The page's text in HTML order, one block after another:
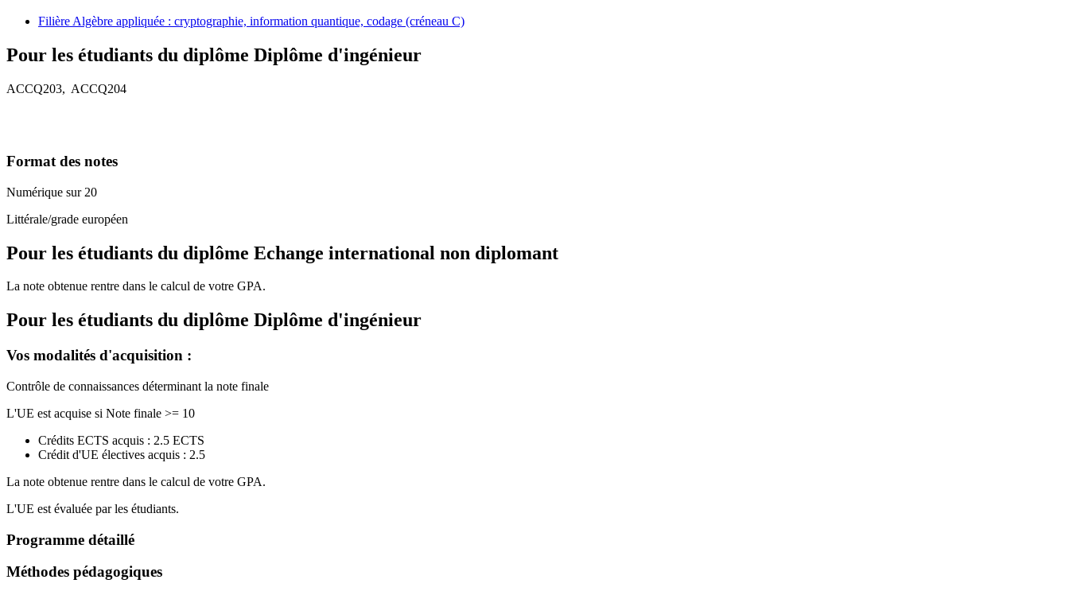
Filière Algèbre appliquée : cryptographie, information quantique, codage (créneau C)
Pour les étudiants du diplôme Diplôme d'ingénieur
ACCQ203, ACCQ204
Format des notes
Numérique sur 20
Littérale/grade européen
Pour les étudiants du diplôme Echange international non diplomant
La note obtenue rentre dans le calcul de votre GPA.
Pour les étudiants du diplôme Diplôme d'ingénieur
Vos modalités d'acquisition :
Contrôle de connaissances déterminant la note finale
L'UE est acquise si Note finale >= 10
Crédits ECTS acquis : 2.5 ECTS
Crédit d'UE électives acquis : 2.5
La note obtenue rentre dans le calcul de votre GPA.
L'UE est évaluée par les étudiants.
Programme détaillé
Méthodes pédagogiques